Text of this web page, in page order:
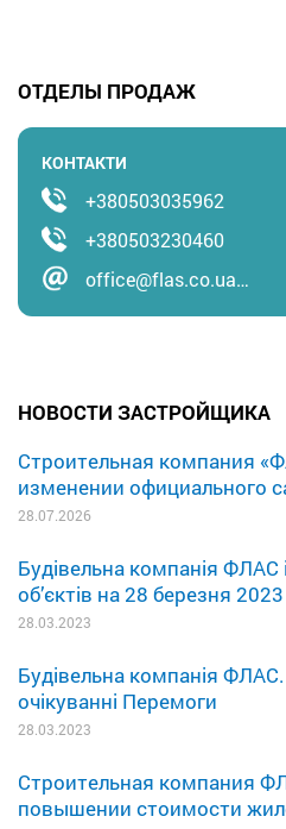
ОТДЕЛЫ ПРОДАЖ
КОНТАКТИ
+380503035962
+380503230460
office@flas.co.ua…
НОВОСТИ ЗАСТРОЙЩИКА
Строительная компания
изменении официального
28.07.2026
Будівельна компанія
об’єктів на 28 березня
28.03.2023
Будівельна компанія
очікуванні Перемоги
28.03.2023
Строительная компания
повышении стоимости